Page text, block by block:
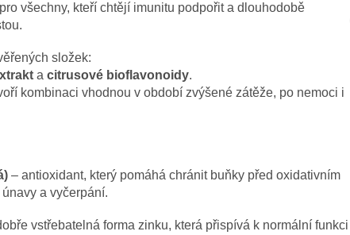
všechny, kteří chtějí imunitu podpořit a dlouhodobě
složek:
a citrusové bioflavonoidy.
kombinaci vhodnou v období zvýšené zátěže, po nemoci i
– antioxidant, který pomáhá chránit buňky před oxidativním
a vyčerpání.
vstřebatelná forma zinku, která přispívá k normální funkci